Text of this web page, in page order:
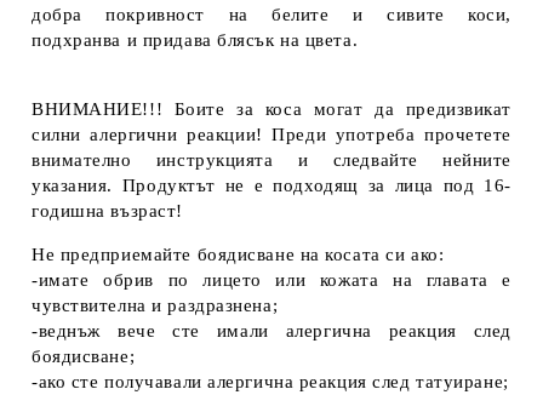
добра покривност на белите и сивите коси,
подхранва и придава блясък на цвета.
ВНИМАНИЕ!!! Боите за коса могат да предизвикат
силни алергични реакции! Преди употреба прочетете
внимателно инструкцията и следвайте нейните
указания. Продуктът не е подходящ за лица под 16-
годишна възраст!
Не предприемайте боядисване на косата си ако:
-имате обрив по лицето или кожата на главата е
чувствителна и раздразнена;
-веднъж вече сте имали алергична реакция след
боядисване;
-ако сте получавали алергична реакция след татуиране;